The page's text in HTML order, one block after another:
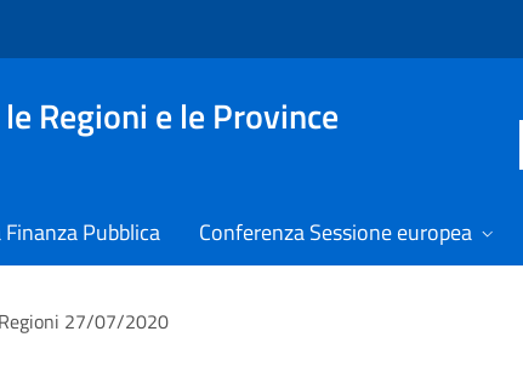
Regioni e le Province
Pubblica Conferenza Sessione europea
Regioni 27/07/2020